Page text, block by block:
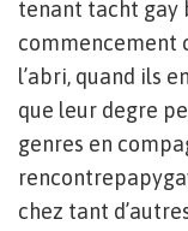
tenant tacht gay
commencement
l’abri, quand ils
que leur degre
genres en
chez tant